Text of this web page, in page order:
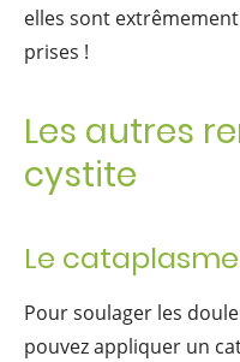
elles sont
prises !
Les autres
cystite
Le
Pour soulager les
pouvez appliquer un